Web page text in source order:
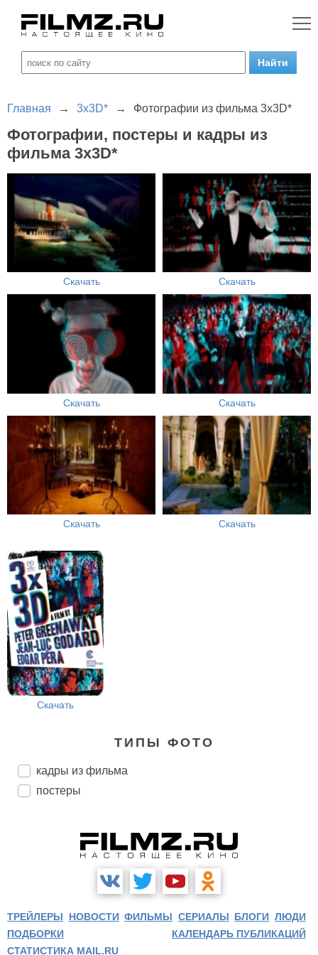
Главная → 3x3D* → Фотографии из фильма 3x3D*
Фотографии, постеры и кадры из
фильма 3x3D*
Скачать Скачать
Скачать Скачать
Скачать Скачать
Скачать
ТИПЫ ФОТО
кадры из фильма
постеры
ТРЕЙЛЕРЫ НОВОСТИ ФИЛЬМЫ СЕРИАЛЫ БЛОГИ ЛЮДИ
ПОДБОРКИ
КАЛЕНДАРЬ ПУБЛИКАЦИЙ
СТАТИСТИКА MAIL.RU